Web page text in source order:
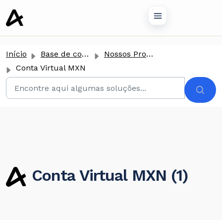
principal
Início Base de conhecimento
Nossos Produtos
Conta Virtual MXN
Conta Virtual MXN (1)